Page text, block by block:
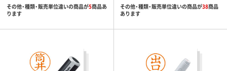
その他・種類・販売単位違いの商品が5商品あ
ります
その他・種類・販売単位違いの商品が38商品
あります